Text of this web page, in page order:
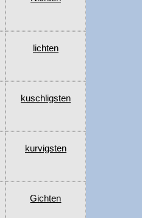
lichten
kuschligsten
kurvigsten
Gichten